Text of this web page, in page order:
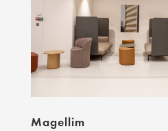
Magellim